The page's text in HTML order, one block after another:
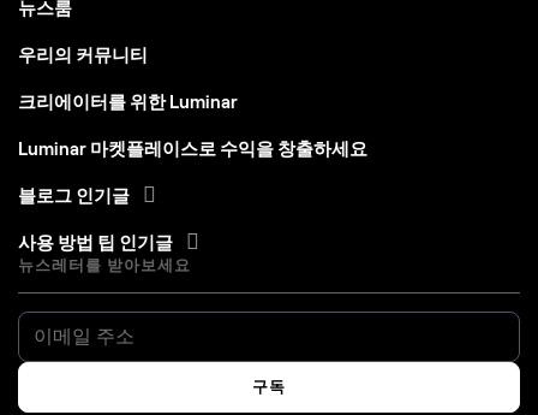
우리의 커뮤니티
크리에이터를 위한 Luminar
Luminar 마켓플레이스로 수익을 창출하세요
블로그 인기글
사용 방법 팁 인기글
뉴스레터를 받아보세요
구독
귀하의 개인 데이터는 당사의 개인정보처리방침에 따라